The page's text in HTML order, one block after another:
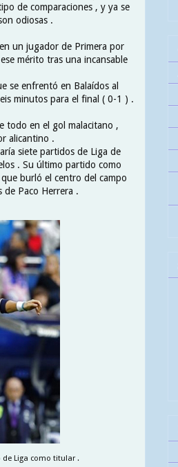
de comparaciones , y ya se
odiosas .
un jugador de Primera por
mérito tras una incansable
se enfrentó en Balaídos al
minutos para el final ( 0-1 ) .
todo en el gol malacitano ,
alicantino .
siete partidos de Liga de
. Su último partido como
burló el centro del campo
de Paco Herrera .
Liga como titular .